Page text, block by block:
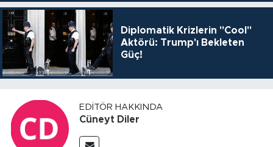
Diplomatik Krizlerin "Cool"
Aktörü: Trump'ı Bekleten
Güç!
EDITÖR HAKKINDA
Cüneyt Diler